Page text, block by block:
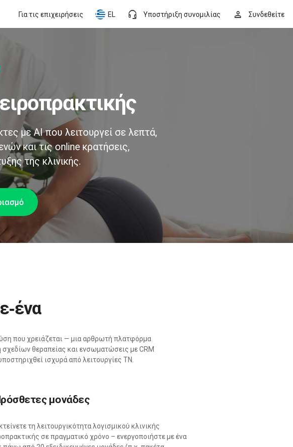
person Συνδεθείτε
headset_mic Υποστήριξη συνομιλίας
EL
Για τις επιχειρήσεις
με AI που λειτουργεί σε λεπτά,
και τις online κρατήσεις,
της κλινικής.
που χρειάζεται — μια αρθρωτή πλατφόρμα
σχεδίων θεραπείας και ενσωματώσεις με CRM
ισχυρά από λειτουργίες ΤΝ.
Πρόσθετες μονάδες
τη λειτουργικότητα λογισμικού κλινικής
σε πραγματικό χρόνο – ενεργοποιήστε με ένα